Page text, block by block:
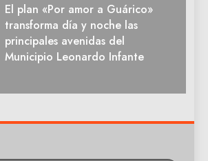
El plan «Por amor a Guárico»
transforma día y noche las
principales avenidas del
Municipio Leonardo Infante